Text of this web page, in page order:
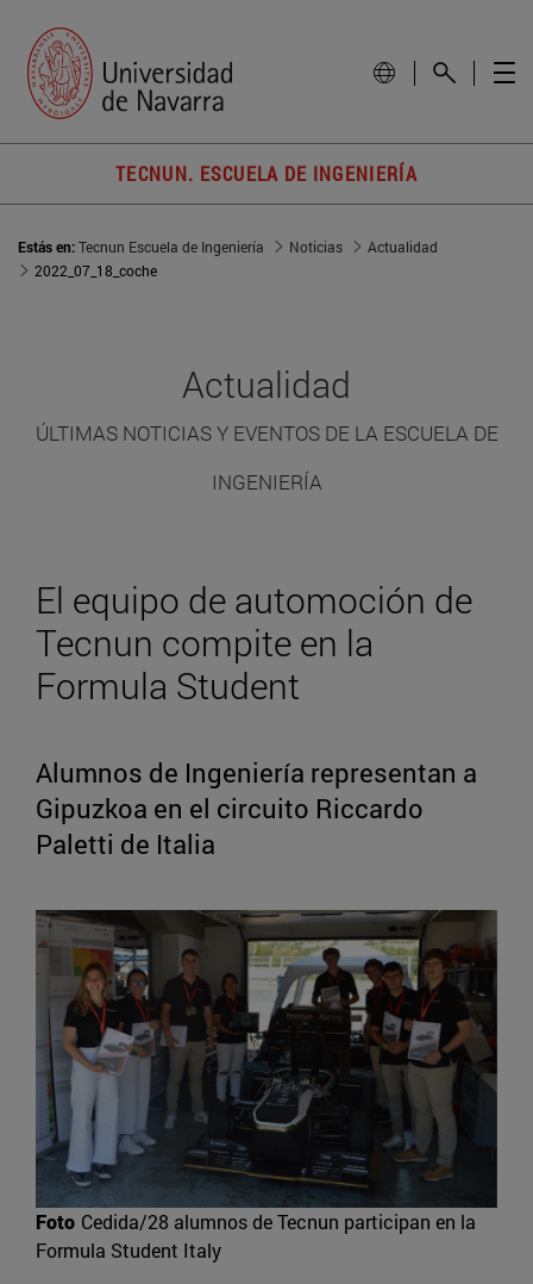
TECNUN. ESCUELA DE INGENIERÍA
Estás en:Tecnun Escuela de Ingeniería Noticias
Actualidad
2022_07_18_coche
Actualidad
ÚLTIMAS NOTICIAS Y EVENTOS DE LA ESCUELA DE
INGENIERÍA
El equipo de automoción de
Tecnun compite en la
Formula Student
Alumnos de Ingeniería representan a
Gipuzkoa en el circuito Riccardo
Paletti de Italia
Foto Cedida/28 alumnos de Tecnun participan en la
Formula Student Italy